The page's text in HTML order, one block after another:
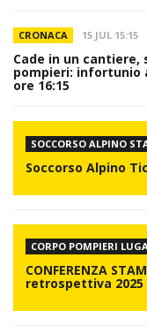
CRONACA 15 JUL 15:15
Cade in un
pompieri: infortunio
ore 16:15
SOCCORSO ALPINO
Soccorso Alpino
CORPO POMPIERI
CONFERENZA
retrospettiva